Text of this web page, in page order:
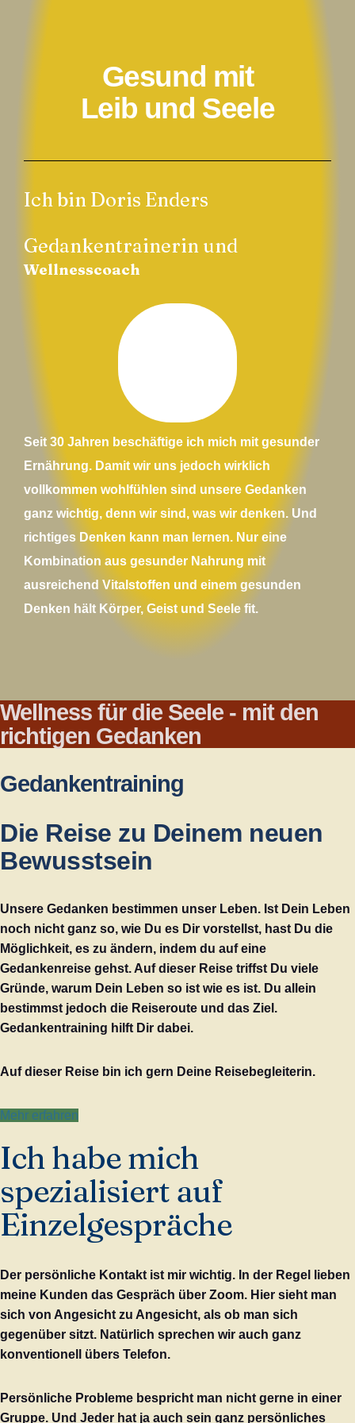
Gesund mit
Leib und Seele
Ich bin Doris Enders
Gedankentrainerin und
Wellnesscoach
Seit 30 Jahren beschäftige ich mich mit gesunder
Ernährung. Damit wir uns jedoch wirklich
vollkommen wohlfühlen sind unsere Gedanken
ganz wichtig, denn wir sind, was wir denken. Und
richtiges Denken kann man lernen. Nur eine
Kombination aus gesunder Nahrung mit
ausreichend Vitalstoffen und einem gesunden
Denken hält Körper, Geist und Seele fit.
Wellness für die Seele - mit den
richtigen Gedanken
Gedankentraining
Die Reise zu Deinem neuen
Bewusstsein
Unsere Gedanken bestimmen unser Leben. Ist Dein Leben
noch nicht ganz so, wie Du es Dir vorstellst, hast Du die
Möglichkeit, es zu ändern, indem du auf eine
Gedankenreise gehst. Auf dieser Reise triffst Du viele
Gründe, warum Dein Leben so ist wie es ist. Du allein
bestimmst jedoch die Reiseroute und das Ziel.
Gedankentraining hilft Dir dabei.
Auf dieser Reise bin ich gern Deine Reisebegleiterin.
Mehr erfahren
Ich habe mich
spezialisiert auf
Einzelgespräche
Der persönliche Kontakt ist mir wichtig. In der Regel lieben
meine Kunden das Gespräch über Zoom. Hier sieht man
sich von Angesicht zu Angesicht, als ob man sich
gegenüber sitzt. Natürlich sprechen wir auch ganz
konventionell übers Telefon.
Persönliche Probleme bespricht man nicht gerne in einer
Gruppe. Und Jeder hat ja auch sein ganz persönliches